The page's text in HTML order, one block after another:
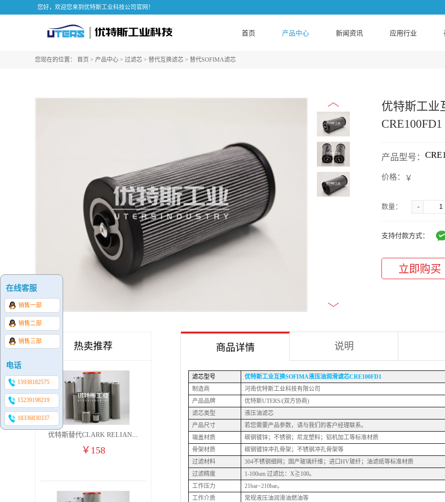
您好，欢迎您来到优特斯工业科技公司官网！
首页 产品中心 新闻资讯 应用行业
您现在的位置： 首页 > 产品中心 > 过滤芯 > 替代互换滤芯 > 替代SOFIMA滤芯
优特斯工业
CRE100FD1
产品型号：
价格： ￥
数量： -
支持付款方式：
商品详情 说明
滤芯型号 优特斯工业互换SOFIMA液压油润滑滤芯CRE100FD1
制造商
河南优特斯工业科技有限公司
产品品牌
优特斯UTERS/(双方协商)
滤芯类型
液压油滤芯
产品尺寸
若您需要产品参数，请与我们的客户经理联系。
端盖材质
碳钢镀锌；不锈钢；尼龙塑料；铝机加工等标准材质
骨架材质
碳钢镀锌冲孔骨架； 不锈钢冲孔骨架等
过滤材料
304不锈钢细网； 国产玻璃纤维；进口HV玻纤；油滤纸等标准材质
过滤精度
1-100um 过滤比：X≧100。
工作压力
21bar~210bar。
工作介质
常规液压油润滑油燃油等
热卖推荐
优特斯替代CLARK RELIANCE燃气凝聚过滤器滤芯2710H9V 2710H9VO
￥ 158
在线客服
销售一部
销售二部
销售三部
电话
15938182575
15239198219
18336830337